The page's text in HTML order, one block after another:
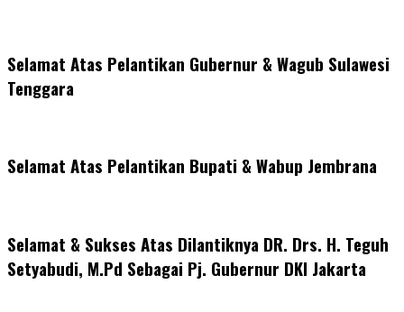
Selamat Atas Pelantikan Gubernur & Wagub Sulawesi
Tenggara
Selamat Atas Pelantikan Bupati & Wabup Jembrana
Selamat & Sukses Atas Dilantiknya DR. Drs. H. Teguh
Setyabudi, M.Pd Sebagai Pj. Gubernur DKI Jakarta